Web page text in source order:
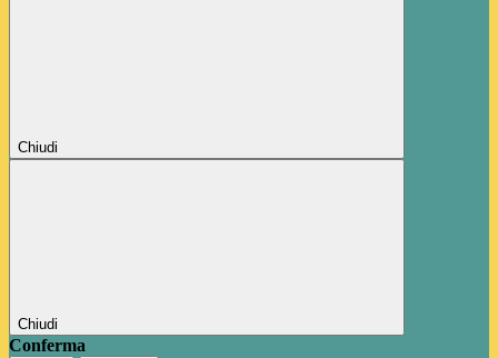
Chiudi
Chiudi
Conferma